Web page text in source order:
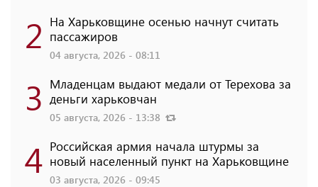
2 На Харьковщине осенью начнут считать
пассажиров
04 августа, 2026 - 08:11
3 Младенцам выдают медали от Терехова за
деньги харьковчан
05 августа, 2026 - 13:38
4 Российская армия начала штурмы за
новый населенный пункт на Харьковщине
03 августа, 2026 - 09:45